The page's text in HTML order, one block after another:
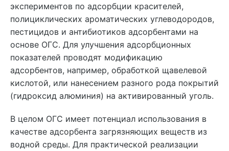
экспериментов по адсорбции красителей,
полициклических ароматических углеводородов,
пестицидов и антибиотиков адсорбентами на
основе ОГС. Для улучшения адсорбционных
показателей проводят модификацию
адсорбентов, например, обработкой щавелевой
кислотой, или нанесением разного рода покрытий
(гидроксид алюминия) на активированный уголь.
В целом ОГС имеет потенциал использования в
качестве адсорбента загрязняющих веществ из
водной среды. Для практической реализации